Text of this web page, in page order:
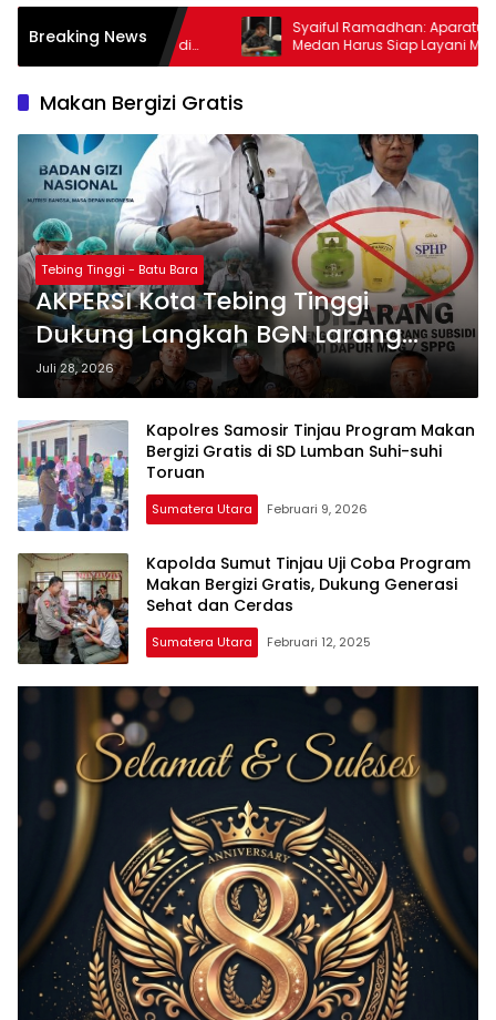
Breaking NewsSyaiful Ramadhan: Aparatur Pemko
Medan Harus Siap Layani Masyarakat
dalam Kondisi Apa Pun
PKH
Makan Bergizi Gratis
Tebing Tinggi - Batu Bara
AKPERSI Kota Tebing Tinggi
Dukung Langkah BGN Larang
Dapur MBG Gunakan Gas 3 Kg,
Minyakita, dan Beras SPHP
Juli 28, 2026
Kapolres Samosir Tinjau Program Makan
Bergizi Gratis di SD Lumban Suhi-suhi
Toruan
Sumatera Utara Februari 9, 2026
Kapolda Sumut Tinjau Uji Coba Program
Makan Bergizi Gratis, Dukung Generasi
Sehat dan Cerdas
Sumatera Utara Februari 12, 2025